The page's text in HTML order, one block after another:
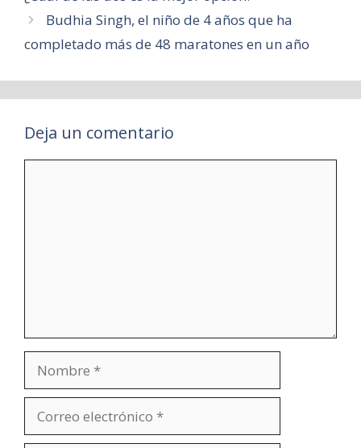
Budhia Singh, el niño de 4 años que ha
completado más de 48 maratones en un año
Deja un comentario
electrónico